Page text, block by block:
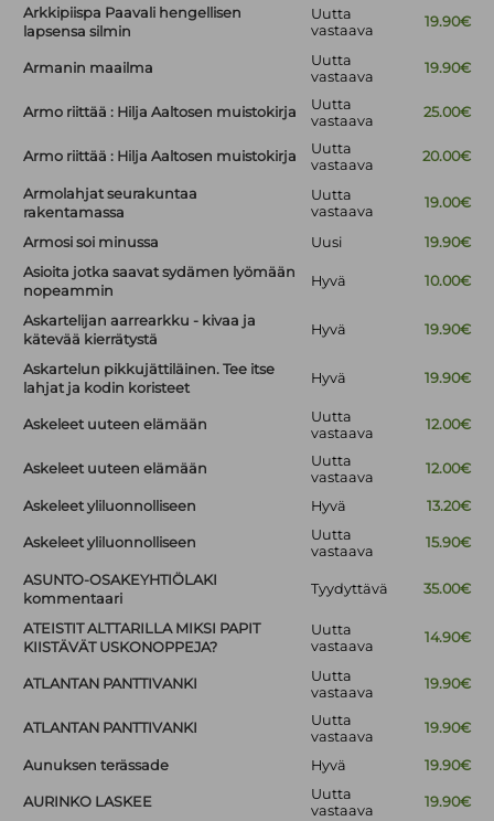
Arkkipiispa Paavali hengellisen
lapsensa silmin
Uutta
vastaava
19.90€
Armanin maailma
Uutta
vastaava
19.90€
Armo riittää : Hilja Aaltosen muistokirja
Uutta
vastaava
25.00€
Armo riittää : Hilja Aaltosen muistokirja
Uutta
vastaava
20.00€
Armolahjat seurakuntaa
rakentamassa
Uutta
vastaava
19.00€
Armosi soi minussa Uusi
19.90€
Asioita jotka saavat sydämen lyömään
nopeammin
Hyvä 10.00€
Askartelijan aarrearkku - kivaa ja
kätevää kierrätystä
Hyvä 19.90€
Askartelun pikkujättiläinen. Tee itse
lahjat ja kodin koristeet
Hyvä 19.90€
Askeleet uuteen elämään
Uutta
vastaava
12.00€
Askeleet uuteen elämään
Uutta
vastaava
12.00€
Askeleet yliluonnolliseen Hyvä 13.20€
Askeleet yliluonnolliseen
Uutta
vastaava
15.90€
ASUNTO-OSAKEYHTIÖLAKI
kommentaari
Tyydyttävä 35.00€
ATEISTIT ALTTARILLA MIKSI PAPIT
KIISTÄVÄT USKONOPPEJA?
Uutta
vastaava
14.90€
ATLANTAN PANTTIVANKI
Uutta
vastaava
19.90€
ATLANTAN PANTTIVANKI
Uutta
vastaava
19.90€
Aunuksen terässade Hyvä 19.90€
AURINKO LASKEE
Uutta
vastaava
19.90€